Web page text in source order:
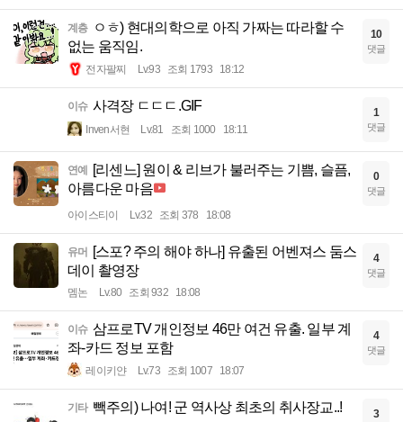
계층
ㅇㅎ) 현대의학으로 아직 가짜는 따라할 수
없는 움직임.
전자팔찌 Lv.93 조회 1793 18:12
10
댓글
이슈 사격장 ㄷㄷㄷ.GIF
Inven서현 Lv.81 조회 1000 18:11
1
댓글
연예
[리센느] 원이 & 리브가 불러주는 기쁨, 슬픔,
아름다운 마음
아이스티이 Lv.32 조회 378 18:08
0
댓글
유머
[스포? 주의 해야 하나] 유출된 어벤져스 둠스
데이 촬영장
멤논 Lv.80 조회 932 18:08
4
댓글
이슈 삼프로TV 개인정보 46만 여건 유출. 일부 계
좌-카드 정보 포함
레이키얀 Lv.73 조회 1007 18:07
4
댓글
기타 빽주의) 나여! 군 역사상 최초의 취사장교..! 3